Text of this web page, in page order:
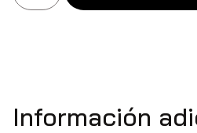
Información